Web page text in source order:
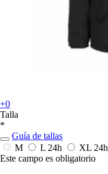
+0
Talla
*
Guía de tallas
M
L 24h XL 24h
Este campo es obligatorio